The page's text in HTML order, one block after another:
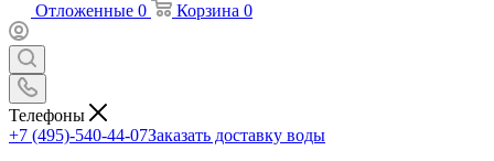
Отложенные 0 Корзина 0
Телефоны
+7 (495)-540-44-07Заказать доставку воды